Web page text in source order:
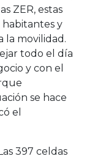
ZER, estas
y
la movilidad.
todo el día
y con el
se hace
el
397 celdas